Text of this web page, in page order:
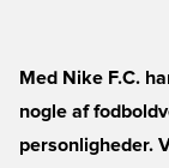
Med Nike F.C.
nogle af
personligheder.